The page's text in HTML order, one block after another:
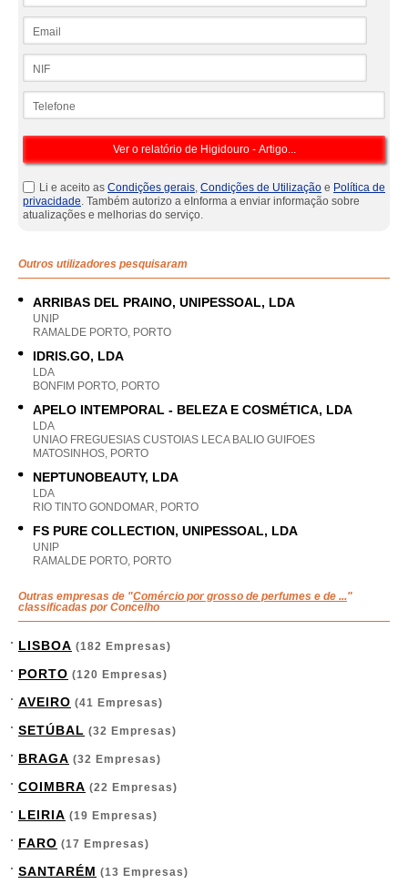
Li e aceito as Condições gerais, Condições de Utilização e Política de
privacidade. Também autorizo a eInforma a enviar informação sobre
atualizações e melhorias do serviço.
Outros utilizadores pesquisaram
ARRIBAS DEL PRAINO, UNIPESSOAL, LDA
UNIP
RAMALDE PORTO, PORTO
IDRIS.GO, LDA
LDA
BONFIM PORTO, PORTO
APELO INTEMPORAL - BELEZA E COSMÉTICA, LDA
LDA
UNIAO FREGUESIAS CUSTOIAS LECA BALIO GUIFOES
MATOSINHOS, PORTO
NEPTUNOBEAUTY, LDA
LDA
RIO TINTO GONDOMAR, PORTO
FS PURE COLLECTION, UNIPESSOAL, LDA
UNIP
RAMALDE PORTO, PORTO
Outras empresas de "Comércio por grosso de perfumes e de ..."
classificadas por Concelho
LISBOA (182 Empresas)
PORTO (120 Empresas)
AVEIRO (41 Empresas)
SETÚBAL (32 Empresas)
BRAGA (32 Empresas)
COIMBRA (22 Empresas)
LEIRIA (19 Empresas)
FARO (17 Empresas)
SANTARÉM (13 Empresas)